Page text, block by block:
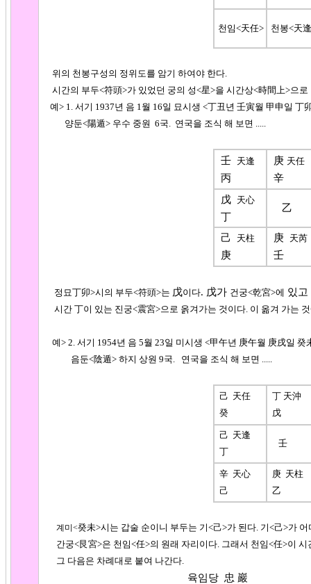
천임<天任> 천봉<天
위의 천봉구성 의 정위도를 암기 하여야 한다.
시간의 부두<符頭>가 있었던 궁의 성<星>을 시간상<時間上>으로
예> 1. 서기 1937년 음 1월 16일 묘시생 <丁丑년 壬寅월 甲申일 丁
양둔<陽遁> 우수 중원 6국. 연국을 조식 해 보면 .....
壬 天逢
丙
庚 天任
辛
戊 天心
丁
乙
己 天柱
庚
庚 天芮
壬
정묘丁卯>시의 부두<符頭>는 戊이다. 戊가 건궁<乾宮>에 있
시간 丁이 있는 진궁<震宮>으로 옭겨가는 것이다. 이 옮겨 가는
예> 2. 서기 1954년 음 5월 23일 미시생 <甲午년 庚午월 庚戌일 癸
음둔<陰遁> 하지 상원 9국. 연국을 조식 해 보면 .....
己 天任
癸
丁 天沖
戊
己 天逢
丁
壬
辛 天心
己
庚 天柱
乙
계미<癸未>시는 갑술 순이니 부두는 기<己>가 된다. 기<己>가 어
간궁<艮宮>은 천임<任>의 원래 자리이다. 그래서 천임<任>이 시
그 다음은 차례대로 붙여 나간다.
육임당 忠 巖